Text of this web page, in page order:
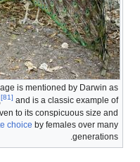
is mentioned by Darwin as
, [81] and is a classic example of
to its conspicuous size and
choice by females over many
generations.